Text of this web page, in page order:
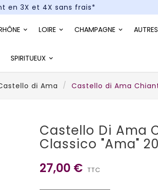
en 3X et 4X sans frais*
LOIRE CHAMPAGNE
SPIRITUEUX
di Ama Castello di Ama
Castello Di Ama
Classico "Ama"
27,00 € TTC